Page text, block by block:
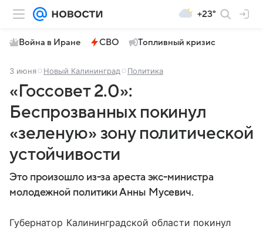
+23°
Война в Иране СВО Топливный кризис
3 июня Новый Калининград Политика
«Госсовет 2.0»:
Беспрозванных покинул
«зеленую» зону политической
устойчивости
Это произошло из-за ареста экс-министра
молодежной политики Анны Мусевич.
Губернатор Калининградской области покинул